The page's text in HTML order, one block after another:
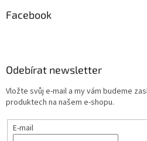
Facebook
Odebírat newsletter
Vložte svůj e-mail a my vám budeme
produktech na našem e-shopu.
E-mail